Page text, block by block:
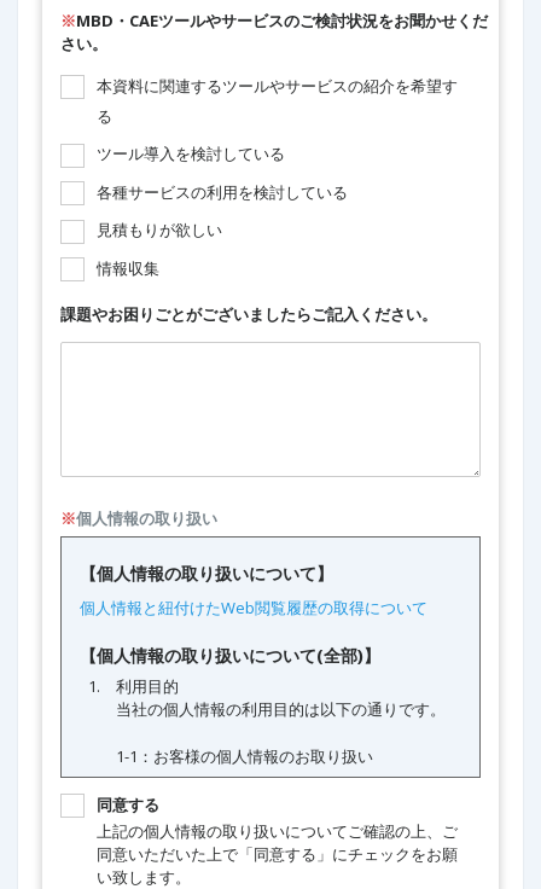
※MBD・CAEツールやサービスのご検討状況をお聞かせくだ
さい。
本資料に関連するツールやサービスの紹介を希望す
る
ツール導入を検討している
各種サービスの利用を検討している
見積もりが欲しい
情報収集
課題やお困りごとがございましたらご記入ください。
※個人情報の取り扱い
同意する
上記の個人情報の取り扱いについてご確認の上、ご
同意いただいた上で「同意する」にチェックをお願
い致します。